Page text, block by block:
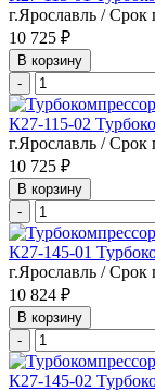
г.Ярославль / Срок
10 725 ₽
В корзину
-
К27-115-02
г.Ярославль / Срок
10 725 ₽
В корзину
-
К27-145-01
г.Ярославль / Срок
10 824 ₽
В корзину
-
К27-145-02